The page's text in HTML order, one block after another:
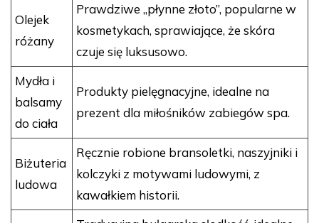
Olejek
różany
Prawdziwe „płynne złoto”, popularne w
kosmetykach, sprawiające, że skóra
czuje się luksusowo.
Mydła i
balsamy
do ciała
Produkty pielęgnacyjne, idealne na
prezent dla miłośników zabiegów spa.
Biżuteria
ludowa
Ręcznie robione bransoletki, naszyjniki i
kolczyki z motywami ludowymi, z
kawałkiem historii.